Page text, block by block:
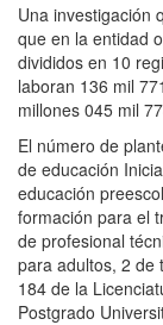
Una investigación
que en la entidad
divididos en 10
laboran 136 mil
millones 045 mil
El número de
de educación
educación
formación para el
de profesional
para adultos, 2 de
184 de la
Postgrado